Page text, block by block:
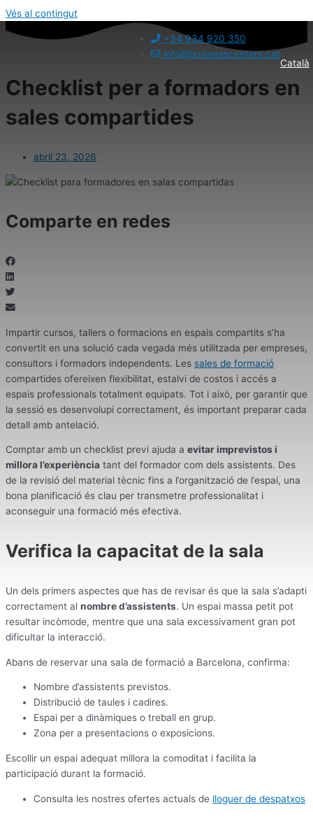
Vés al contingut
+34 934 920 350
info@businesscenters.cat
Català
Checklist per a formadors en
sales compartides
abril 23, 2026
Comparte en redes
Impartir cursos, tallers o formacions en espais compartits s’ha
convertit en una solució cada vegada més utilitzada per empreses,
consultors i formadors independents. Les sales de formació
compartides ofereixen flexibilitat, estalvi de costos i accés a
espais professionals totalment equipats. Tot i això, per garantir que
la sessió es desenvolupi correctament, és important preparar cada
detall amb antelació.
Comptar amb un checklist previ ajuda a evitar imprevistos i
millora l’experiència tant del formador com dels assistents. Des
de la revisió del material tècnic fins a l’organització de l’espai, una
bona planificació és clau per transmetre professionalitat i
aconseguir una formació més efectiva.
Verifica la capacitat de la sala
Un dels primers aspectes que has de revisar és que la sala s’adapti
correctament al nombre d’assistents. Un espai massa petit pot
resultar incòmode, mentre que una sala excessivament gran pot
dificultar la interacció.
Abans de reservar una sala de formació a Barcelona, confirma:
Nombre d’assistents previstos.
Distribució de taules i cadires.
Espai per a dinàmiques o treball en grup.
Zona per a presentacions o exposicions.
Escollir un espai adequat millora la comoditat i facilita la
participació durant la formació.
Consulta les nostres ofertes actuals de lloguer de despatxos